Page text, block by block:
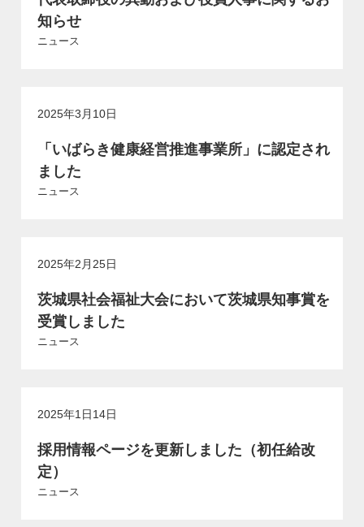
知らせ
ニュース
2025年3月10日
「いばらき健康経営推進事業所」に認定され
ました
ニュース
2025年2月25日
茨城県社会福祉大会において茨城県知事賞を
受賞しました
ニュース
2025年1日14日
採用情報ページを更新しました（初任給改
定）
ニュース